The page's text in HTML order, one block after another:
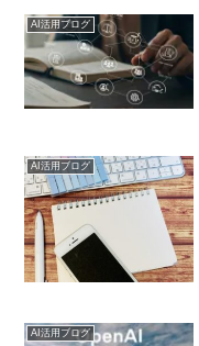
AI活用ブログ
AI活用ブログ
AI活用ブログ